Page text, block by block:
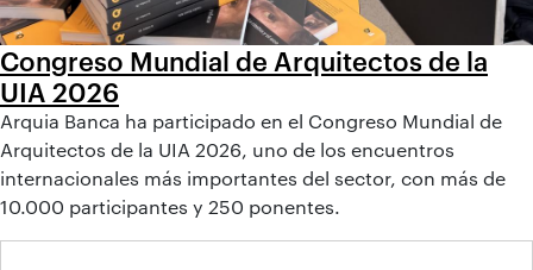
Congreso Mundial de Arquitectos de la
UIA 2026
Arquia Banca ha participado en el Congreso Mundial de
Arquitectos de la UIA 2026, uno de los encuentros
internacionales más importantes del sector, con más de
10.000 participantes y 250 ponentes.